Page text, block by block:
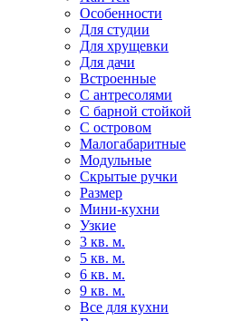
Особенности
Для студии
Для хрущевки
Для дачи
Встроенные
С антресолями
С барной стойкой
С островом
Малогабаритные
Модульные
Скрытые ручки
Размер
Мини-кухни
Узкие
3 кв. м.
5 кв. м.
6 кв. м.
9 кв. м.
Все для кухни